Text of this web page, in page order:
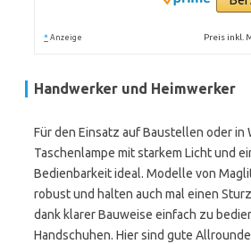
* Anzeige Preis inkl.
Handwerker und Heimwerker
Für den Einsatz auf Baustellen oder in
Taschenlampe mit starkem Licht und
Bedienbarkeit ideal. Modelle von
robust und halten auch mal einen
dank klarer Bauweise einfach zu
Handschuhen. Hier sind gute